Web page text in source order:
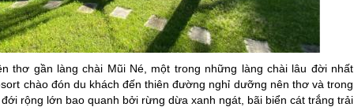
thơ gần làng chài Mũi Né, một trong những làng chài lâu đời nhất
chào đón du khách đến thiên đường nghỉ dưỡng nên thơ và trong
rộng lớn bao quanh bởi rừng dừa xanh ngát, bãi biển cát trắng trải